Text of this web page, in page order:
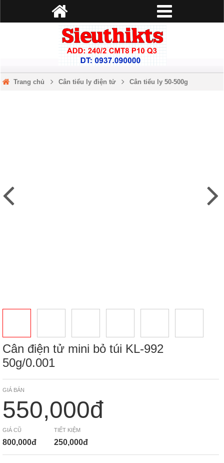
Trang chủ Cân tiểu ly điện tử Cân tiểu ly 50-500g
Cân điện tử mini bỏ túi KL-992
50g/0.001
GIÁ BÁN
550,000đ
GIÁ CŨ
800,000đ
TIẾT KIỆM
250,000đ